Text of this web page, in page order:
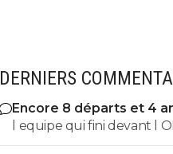
DERNIERS
Encore 8 départs et 4
valser à l'OL
l equipe qui fini devant l
MAL DE TPS? lol. t